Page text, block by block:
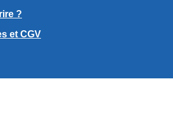
?
et CGV